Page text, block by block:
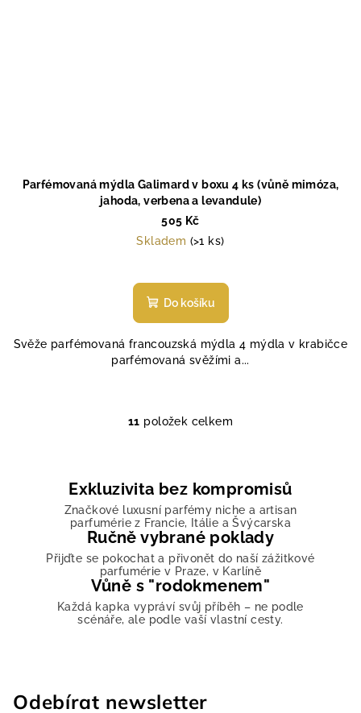
Parfémovaná mýdla Galimard v boxu 4 ks (vůně mimóza,
jahoda, verbena a levandule)
505 Kč
Skladem (>1 ks)
hodnocení
produktu
z
5
Do košíku
Svěže parfémovaná francouzská mýdla 4 mýdla v krabičce
parfémovaná svěžími a...
O
á
d
a
c
í
p
r
v
p
11 položek celkem
Exkluzivita bez kompromisů
Značkové luxusní parfémy niche a artisan
parfumérie z Francie, Itálie a Švýcarska
Ručně vybrané poklady
Přijďte se pokochat a přivonět do naší zážitkové
parfumérie v Praze, v Karlíně
Vůně s "rodokmenem"
Každá kapka vypráví svůj příběh – ne podle
scénáře, ale podle vaší vlastní cesty.
Odebírat newsletter